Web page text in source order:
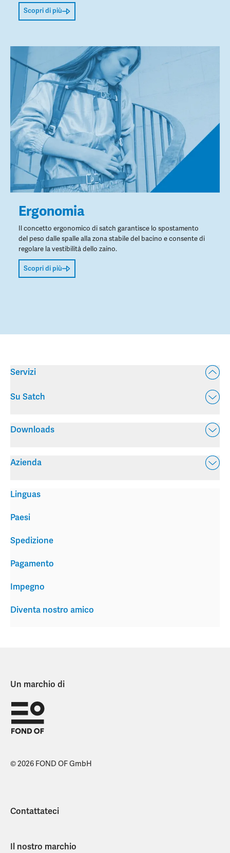
Scopri di più
Ergonomia
Il concetto ergonomico di satch garantisce lo spostamento
del peso dalle spalle alla zona stabile del bacino e consente di
regolare la vestibilità dello zaino.
Scopri di più
Servizi
Su Satch
Downloads
Azienda
Spedizione
Pagamento
Impegno
Diventa nostro amico
Linguas
Paesi
Un marchio di
© 2026 FOND OF GmbH
Contattateci
Il nostro marchio